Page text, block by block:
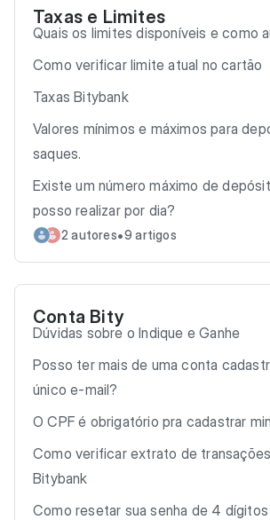
Taxas e Limites
Quais os limites disponíveis e como
Como verificar limite atual no cartão
Taxas Bitybank
Valores mínimos e máximos para
saques.
Existe um número máximo de
posso realizar por dia?
2 autores•9 artigos
Conta Bity
Dúvidas sobre o Indique e Ganhe
Posso ter mais de uma conta
único e-mail?
O CPF é obrigatório pra cadastrar
Como verificar extrato de
Bitybank
Como resetar sua senha de 4